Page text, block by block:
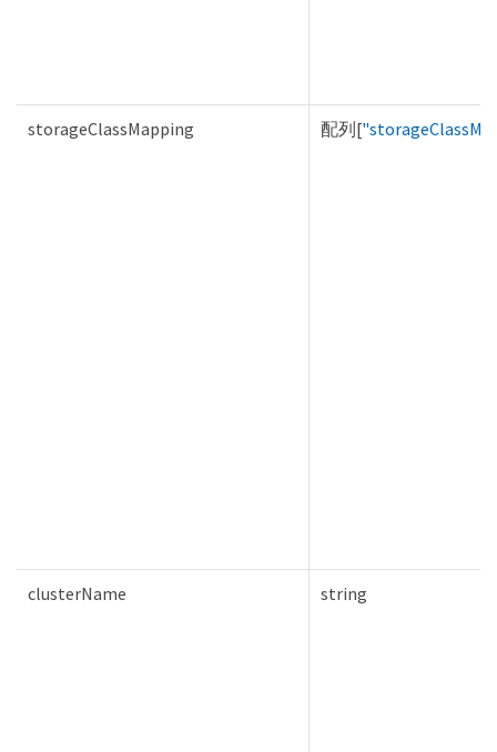
storageClassMapping 配列[
clusterName string